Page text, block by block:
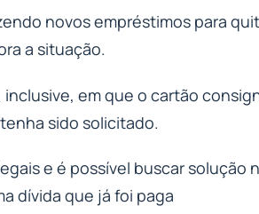
novos empréstimos para
a situação.
inclusive, em que o cartão
sido solicitado.
e é possível buscar solução
dívida que já foi paga